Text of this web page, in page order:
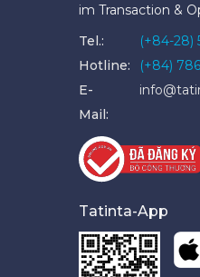
im Transaction &
Tel.:
(+84-28)
Hotline:
(+84)
E-
Mail:
Tatinta-App